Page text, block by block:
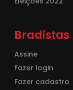
Bradistas
Assine
Fazer login
Fazer cadastro